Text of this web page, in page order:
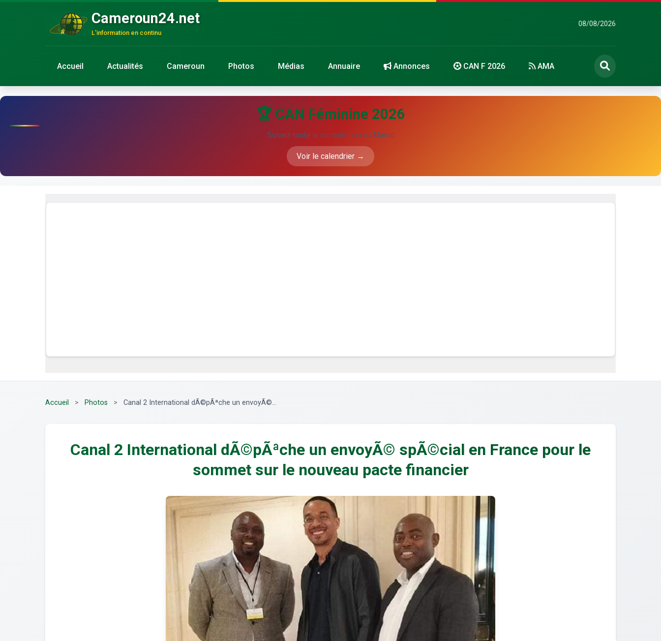
Cameroun24.net
L'information en continu
08/08/2026
Accueil Actualités Cameroun Photos Médias Annuaire Annonces CAN F 2026 AMA
🏆 CAN Féminine 2026
Suivez toute la compétition au Maroc
Voir le calendrier →
Accueil > Photos > Canal 2 International dÃ©pÃªche un envoyÃ©...
Canal 2 International dÃ©pÃªche un envoyÃ© spÃ©cial en France pour le
sommet sur le nouveau pacte financier